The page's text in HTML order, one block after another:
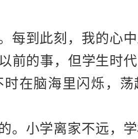
每到此刻，我的心
前的事，但学生时
在脑海里闪烁，荡
。 小学离家不远，